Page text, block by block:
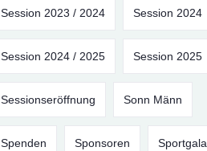
Session 2023 / 2024 Session 2024
Session 2024 / 2025 Session 2025
Sessionseröffnung Sonn Männ
Spenden Sponsoren Sportgala